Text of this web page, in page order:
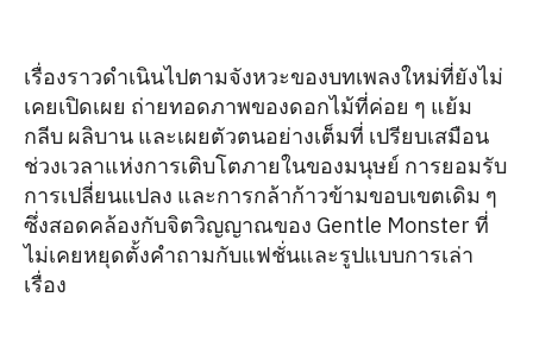
เรื่องราวดำเนินไปตามจังหวะของบทเพลงใหม่ที่ยังไม่
เคยเปิดเผย ถ่ายทอดภาพของดอกไม้ที่ค่อย ๆ แย้ม
กลีบ ผลิบาน และเผยตัวตนอย่างเต็มที่ เปรียบเสมือน
ช่วงเวลาแห่งการเติบโตภายในของมนุษย์ การยอมรับ
การเปลี่ยนแปลง และการกล้าก้าวข้ามขอบเขตเดิม ๆ
ซึ่งสอดคล้องกับจิตวิญญาณของ Gentle Monster ที่
ไม่เคยหยุดตั้งคำถามกับแฟชั่นและรูปแบบการเล่า
เรื่อง